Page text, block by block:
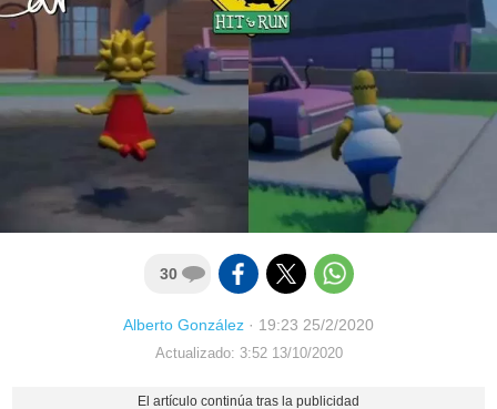
30
Alberto González · 19:23 25/2/2020
Actualizado: 3:52 13/10/2020